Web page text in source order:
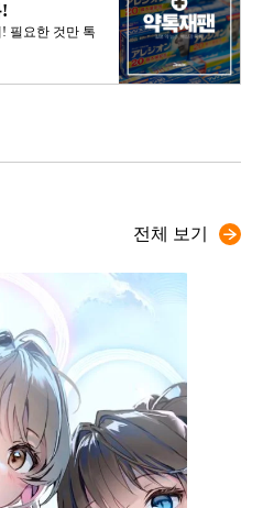
필요한 것만 톡
전체 보기